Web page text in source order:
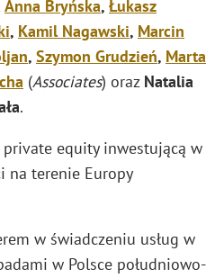
Anna Bryńska, Łukasz
, Kamil Nagawski, Marcin
, Szymon Grudzień, Marta
(Associates) oraz Natalia
.
equity inwestującą w
na terenie Europy
w świadczeniu usług w
w Polsce południowo-